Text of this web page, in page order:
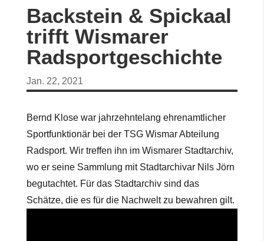
Backstein & Spickaal
trifft Wismarer
Radsportgeschichte
Jan. 22, 2021
Bernd Klose war jahrzehntelang ehrenamtlicher
Sportfunktionär bei der TSG Wismar Abteilung
Radsport. Wir treffen ihn im Wismarer Stadtarchiv,
wo er seine Sammlung mit Stadtarchivar Nils Jörn
begutachtet. Für das Stadtarchiv sind das
Schätze, die es für die Nachwelt zu bewahren gilt.